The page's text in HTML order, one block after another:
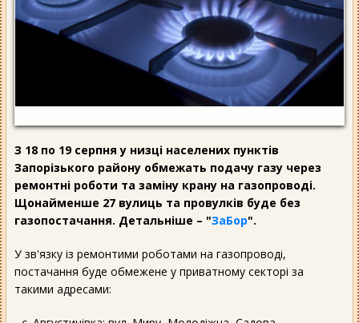
З 18 по 19 серпня у низці населених пунктів
Запорізького району обмежать подачу газу через
ремонтні роботи та заміну крану на газопроводі.
Щонайменше 27 вулиць та провулків буде без
газопостачання. Детальніше – "ЗаБор".
У зв'язку із ремонтими роботами на газопроводі,
постачання буде обмежене у приватному секторі за
такими адресами: